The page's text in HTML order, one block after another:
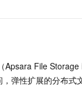
Apsara File Storage
弹性扩展的分布式